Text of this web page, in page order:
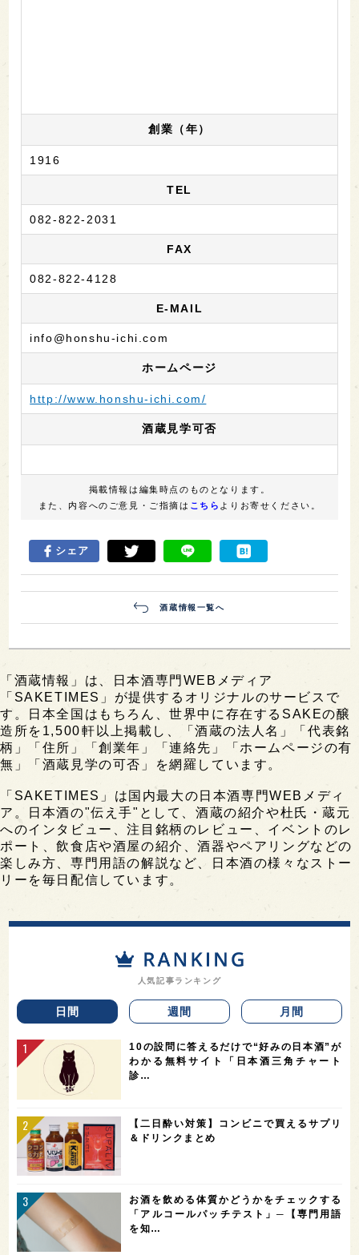
創業（年）
1916
TEL
082-822-2031
FAX
082-822-4128
E-MAIL
info@honshu-ichi.com
ホームページ
http://www.honshu-ichi.com/
酒蔵見学可否
掲載情報は編集時点のものとなります。
また、内容へのご意見・ご指摘は こちら よりお寄せください。
シェア
酒蔵情報一覧へ
「酒蔵情報」は、日本酒専門WEBメディア
「SAKETIMES」が提供するオリジナルのサービスで
す。日本全国はもちろん、世界中に存在するSAKEの醸
造所を1,500軒以上掲載し、「酒蔵の法人名」「代表銘
柄」「住所」「創業年」「連絡先」「ホームページの有
無」「酒蔵見学の可否」を網羅しています。
「SAKETIMES」は国内最大の日本酒専門WEBメディ
ア。日本酒の"伝え手"として、酒蔵の紹介や杜氏・蔵元
へのインタビュー、注目銘柄のレビュー、イベントのレ
ポート、飲食店や酒屋の紹介、酒器やペアリングなどの
楽しみ方、専門用語の解説など、日本酒の様々なストー
リーを毎日配信しています。
人気記事ランキング
日間 週間 月間
10の設問に答えるだけで“好みの日本酒”が
わかる無料サイト「日本酒三角チャート
診…
【二日酔い対策】コンビニで買えるサプリ
＆ドリンクまとめ
お酒を飲める体質かどうかをチェックする
「アルコールパッチテスト」─【専門用語
を知…